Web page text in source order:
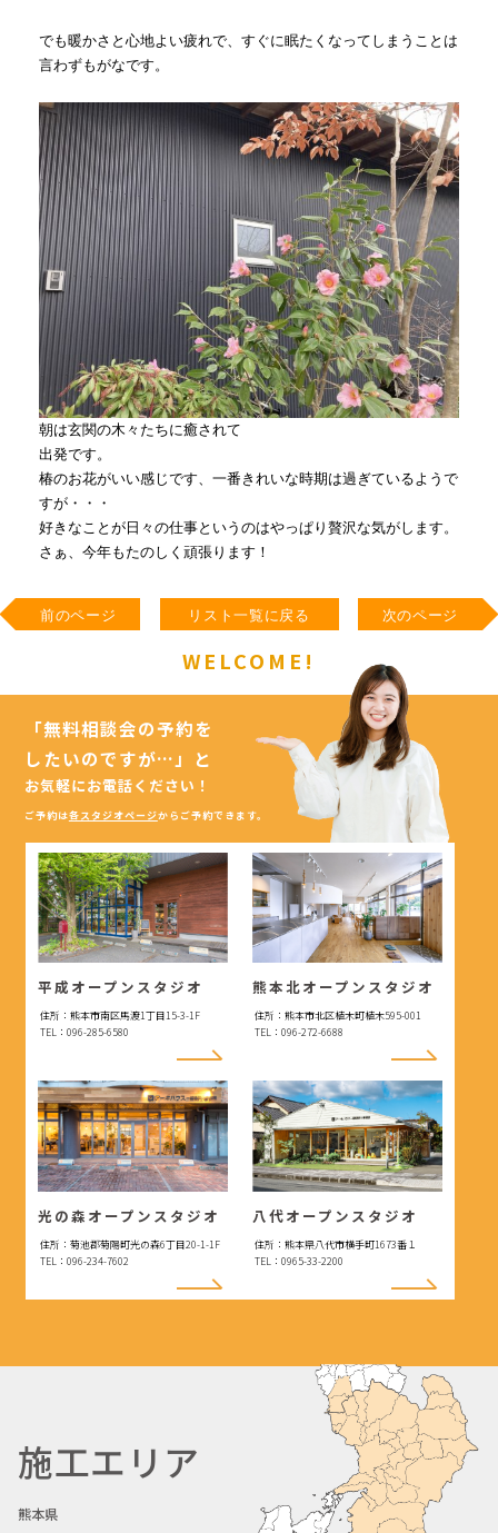
でも暖かさと心地よい疲れで、すぐに眠たくなってしまうことは
言わずもがなです。
朝は玄関の木々たちに癒されて
出発です。
椿のお花がいい感じです、一番きれいな時期は過ぎているようで
すが・・・
好きなことが日々の仕事というのはやっぱり贅沢な気がします。
さぁ、今年もたのしく頑張ります！
前のページ リスト一覧に戻る 次のページ
WELCOME!
「無料相談会の予約を
したいのですが…」
と
お気軽にお電話ください！
ご予約は各スタジオページからご予約できます。
平成オープンスタジオ
住所：熊本市南区馬渡1丁目15-3-1F
TEL：096-285-6580
熊本北オープンスタジオ
住所：熊本市北区植木町植木595-001
TEL：096-272-6688
光の森オープンスタジオ
住所：菊池郡菊陽町光の森6丁目20-1-1F
TEL：096-234-7602
八代オープンスタジオ
住所：熊本県八代市横手町1673番１
TEL：0965-33-2200
施工エリア
熊本県